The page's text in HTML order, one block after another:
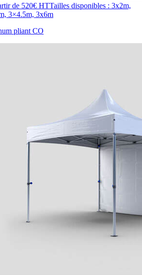
de 520€ HTTailles disponibles : 3x2m,
3×4.5m, 3x6m
pliant CO